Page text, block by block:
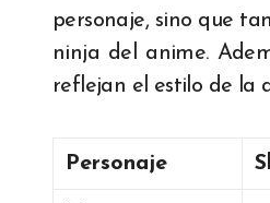
personaje, sino que
ninja del anime.
reflejan el estilo de la
Personaje